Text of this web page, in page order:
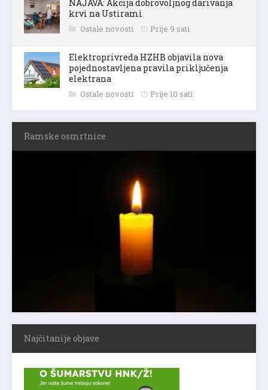
NAJAVA: Akcija dobrovoljnog darivanja
krvi na Ustirami
Ostale novosti Prije 9 sati
Elektroprivreda HZHB objavila nova
pojednostavljena pravila priključenja
elektrana
Ostale novosti Prije 10 sati
Ramske osmrtnice
Najčitanije objave